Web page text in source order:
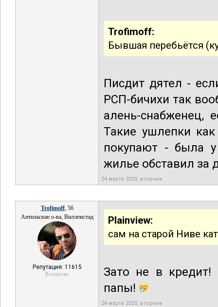
Trofimoff:
Бывшая перебьётся
Писдит дятел -
РСП-бичихи так
алень-снабженец,
Такие ушлепки
покупают - была
жилье обставил за
24 марта 2020, вторник
Trofimoff, 56
Антильские о-ва, Виллемстад
Репутация: 11615
В отпуске
Plainview:
сам на старой Ниве
Зато не в
папы!
24 марта 2020, вторник